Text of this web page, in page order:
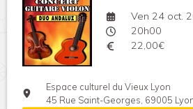
Ven 24 oct.
20h00
22,00€
Espace culturel du Vieux Lyon
45 Rue Saint-Georges, 69005